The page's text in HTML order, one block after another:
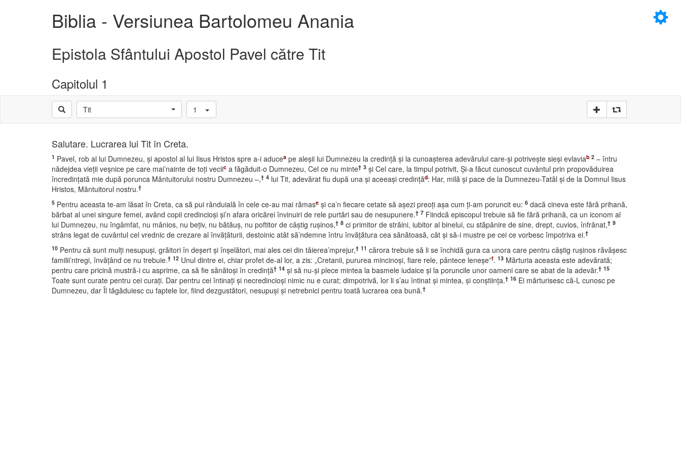
×
Biblia - Versiunea Bartolomeu Anania
Epistola Sfântului Apostol Pavel către Tit
Capitolul 1
Tit 1
Salutare. Lucrarea lui Tit în Creta.
1 Pavel, rob al lui Dumnezeu, şi apostol al lui Iisus Hristos spre a-i aducea pe aleşii lui Dumnezeu la credinţă şi la cunoaşterea adevărului care-şi potriveşte sieşi evlaviab 2 – întru
nădejdea vieţii veşnice pe care mai’nainte de toţi veciic a făgăduit-o Dumnezeu, Cel ce nu minte† 3 şi Cel care, la timpul potrivit, Şi-a făcut cunoscut cuvântul prin propovăduirea
încredinţată mie după porunca Mântuitorului nostru Dumnezeu –,† 4 lui Tit, adevărat fiu după una şi aceeaşi credinţăd: Har, milă şi pace de la Dumnezeu-Tatăl şi de la Domnul Iisus
Hristos, Mântuitorul nostru.†
5 Pentru aceasta te-am lăsat în Creta, ca să pui rânduială în cele ce-au mai rămase şi ca’n fiecare cetate să aşezi preoţi aşa cum ţi-am poruncit eu: 6 dacă cineva este fără prihană,
bărbat al unei singure femei, având copii credincioşi şi’n afara oricărei învinuiri de rele purtări sau de nesupunere.† 7 Fiindcă episcopul trebuie să fie fără prihană, ca un iconom al
lui Dumnezeu, nu îngâmfat, nu mânios, nu beţiv, nu bătăuş, nu poftitor de câştig ruşinos,† 8 ci primitor de străini, iubitor al binelui, cu stăpânire de sine, drept, cuvios, înfrânat,† 9
strâns legat de cuvântul cel vrednic de crezare al învăţăturii, destoinic atât să’ndemne întru învăţătura cea sănătoasă, cât şi să-i mustre pe cei ce vorbesc împotriva ei.†
10 Pentru că sunt mulţi nesupuşi, grăitori în deşert şi înşelători, mai ales cei din tăierea’mprejur,† 11 cărora trebuie să li se închidă gura ca unora care pentru câştig ruşinos răvăşesc
familii’ntregi, învăţând ce nu trebuie.† 12 Unul dintre ei, chiar profet de-al lor, a zis: „Cretanii, pururea mincinoşi, fiare rele, pântece leneşe”f. 13 Mărturia aceasta este adevărată;
pentru care pricină mustră-i cu asprime, ca să fie sănătoşi în credinţă† 14 şi să nu-şi plece mintea la basmele iudaice şi la poruncile unor oameni care se abat de la adevăr.† 15
Toate sunt curate pentru cei curaţi. Dar pentru cei întinaţi şi necredincioşi nimic nu e curat; dimpotrivă, lor li s’au întinat şi mintea, şi conştiinţa.† 16 Ei mărturisesc că-L cunosc pe
Dumnezeu, dar Îl tăgăduiesc cu faptele lor, fiind dezgustători, nesupuşi şi netrebnici pentru toată lucrarea cea bună.†